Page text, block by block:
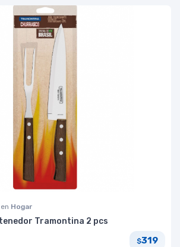
en Hogar
Tramontina 2 pcs
$319